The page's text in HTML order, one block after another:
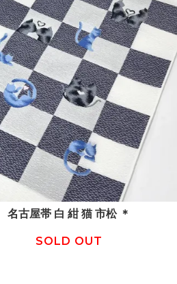
名古屋帯 白 紺 猫 市松 ＊
SOLD OUT